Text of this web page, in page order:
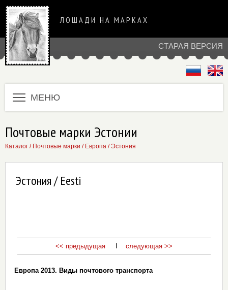
СТАРАЯ ВЕРСИЯ
ЛОШАДИ НА МАРКАХ
МЕНЮ
Почтовые марки Эстонии
Каталог / Почтовые марки / Европа /Эстония
Эстония / Eesti
<< предыдущая следующая >>
Европа 2013. Виды почтового транспорта